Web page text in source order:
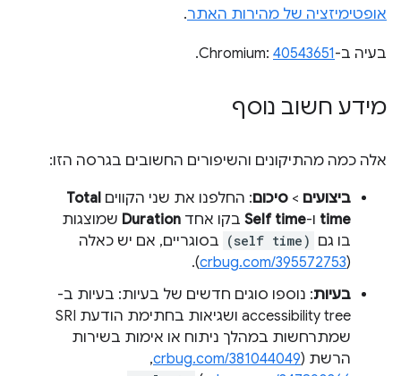
אופטימיזציה של מהירות האתר.
בעיה ב-Chromium:40543651
.
מידע חשוב נוסף
אלה כמה מהתיקונים והשיפורים החשובים בגרסה הזו:
ביצועים > סיכום: החלפנו את שני הקווים Total
time ו-Self time בקו אחד Duration שמוצגות
בו גם (self time) בסוגריים, אם יש כאלה
(
crbug.com/395572753
).
בעיות: נוספו סוגים חדשים של בעיות: בעיות ב-
accessibility tree ושגיאות בחתימת הודעת SRI
שמתרחשות במהלך ניתוח או אימות בשירות
הרשת (crbug.com/381044049
, ‏